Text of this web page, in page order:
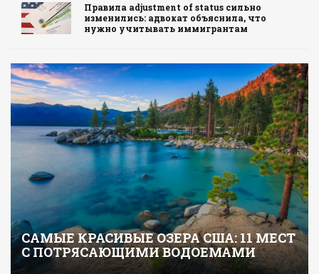
Правила adjustment of status сильно
изменились: адвокат объяснила, что
нужно учитывать иммигрантам
САМЫЕ КРАСИВЫЕ ОЗЕРА США: 11 МЕСТ
С ПОТРЯСАЮЩИМИ ВОДОЕМАМИ